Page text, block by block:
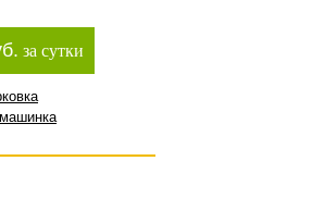
за сутки